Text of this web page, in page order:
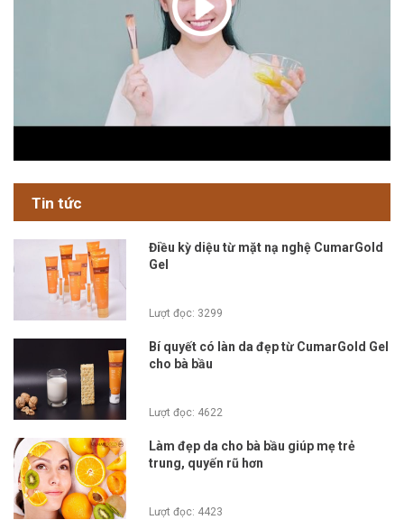
Tin tức
Điều kỳ diệu từ mặt nạ nghệ CumarGold
Gel
Lượt đọc: 3299
Bí quyết có làn da đẹp từ CumarGold Gel
cho bà bầu
Lượt đọc: 4622
Làm đẹp da cho bà bầu giúp mẹ trẻ
trung, quyến rũ hơn
Lượt đọc: 4423